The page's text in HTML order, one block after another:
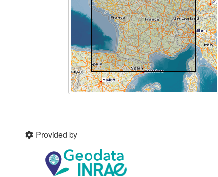
Provided by